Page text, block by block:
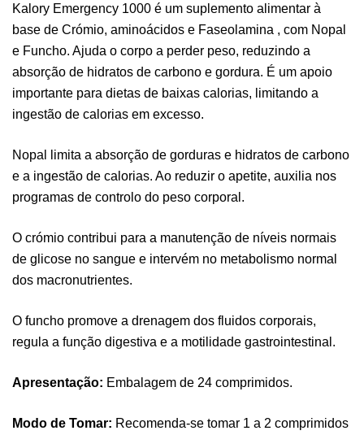
Kalory Emergency 1000 é um suplemento alimentar à
base de Crómio, aminoácidos e Faseolamina , com Nopal
e Funcho. Ajuda o corpo a perder peso, reduzindo a
absorção de hidratos de carbono e gordura. É um apoio
importante para dietas de baixas calorias, limitando a
ingestão de calorias em excesso.
Nopal limita a absorção de gorduras e hidratos de carbono
e a ingestão de calorias. Ao reduzir o apetite, auxilia nos
programas de controlo do peso corporal.
O crómio contribui para a manutenção de níveis normais
de glicose no sangue e intervém no metabolismo normal
dos macronutrientes.
O funcho promove a drenagem dos fluidos corporais,
regula a função digestiva e a motilidade gastrointestinal.
Apresentação: Embalagem de 24 comprimidos.
Modo de Tomar: Recomenda-se tomar 1 a 2 comprimidos